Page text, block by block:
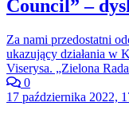
Council” –
Za nami przedostatni
ukazujący działania w
Viserysa. „Zielona
0
17 października 2022,